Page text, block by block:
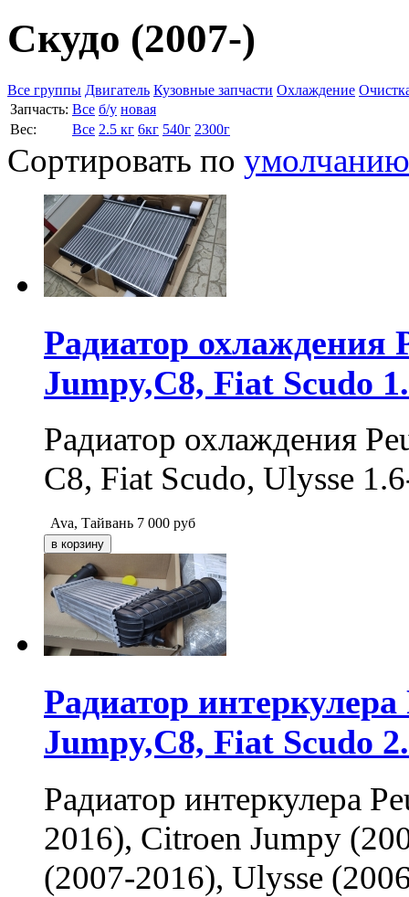
Скудо (2007-)
Все группы Двигатель Кузовные запчасти Охлаждение
Запчасть: Все б/у новая
Вес:
Все 2.5 кг 6кг 540г 2300г
Сортировать по умолчанию
Радиатор охлаждения
Jumpy,C8, Fiat Scudo
Радиатор охлаждения
C8, Fiat Scudo, Ulysse
Ava, Тайвань 7 000 руб
Радиатор
Jumpy,C8, Fiat Scudo
Радиатор интеркулера
2016), Citroen Jumpy
(2007-2016), Ulysse